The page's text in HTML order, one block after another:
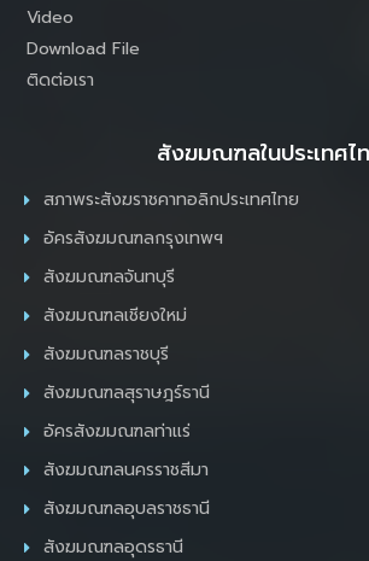
Video
Download File
ติดต่อเรา
สังฆมณฑลในประเทศไ
สภาพระสังฆราชคาทอลิกประเทศไทย
อัครสังฆมณฑลกรุงเทพฯ
สังฆมณฑลจันทบุรี
สังฆมณฑลเชียงใหม่
สังฆมณฑลราชบุรี
สังฆมณฑลสุราษฎร์ธานี
อัครสังฆมณฑลท่าแร่
สังฆมณฑลนครราชสีมา
สังฆมณฑลอุบลราชธานี
สังฆมณฑลอุดรธานี